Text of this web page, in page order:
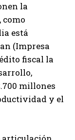
la
como
está
(Impresa
fiscal la
millones
y el